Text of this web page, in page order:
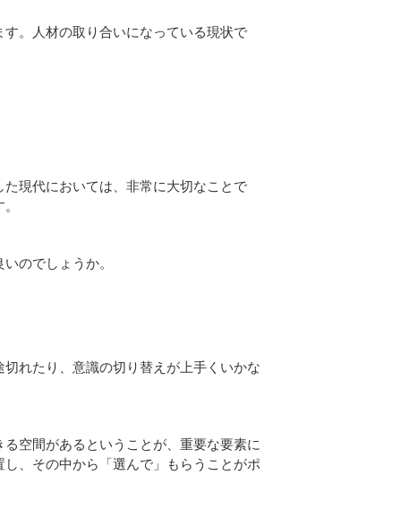
。人材の取り合いになっている現状で
現代においては、非常に大切なことで
のでしょうか。
れたり、意識の切り替えが上手くいかな
空間があるということが、重要な要素に
、その中から「選んで」もらうことがポ